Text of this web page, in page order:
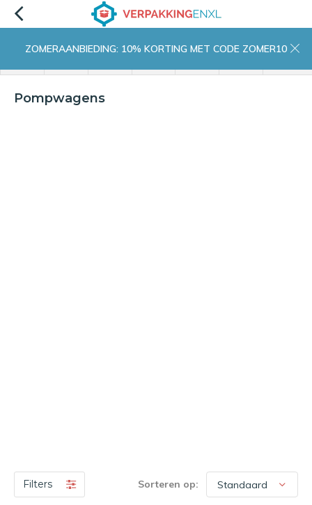
ZOMERAANBIEDING: 10% KORTING MET CODE ZOMER10
Pompwagens
Filters Sorteren op: